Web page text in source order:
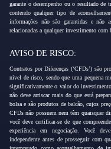
garante o desempenho ou o resultado de
contendo qualquer tipo de
informações não são garantidas e não
relacionadas a qualquer investimento com
AVISO DE RISCO:
Contratos por Diferenças (‘CFDs’) são
nível de risco, sendo que uma pequena
significativamente o valor do
não deve arriscar mais do que está
bolsa e são produtos de balcão, cujos
CFDs não possuem nem têm quaisquer
você deve certificar-se de que
experiência em negociação. Você
independente antes de prosseguir com